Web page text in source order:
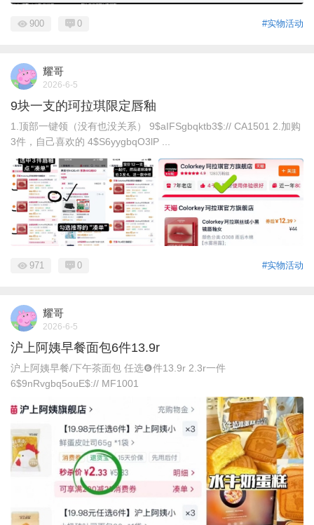
#实物活动
900 0
耀哥
2026-6-5
9块一支的珂拉琪限定唇釉
1.顶部一键领（没有也没关系） 9$aIFSgbqktb3$:// CA1501 2.加购
3件，自己喜欢的 4$S6yygbqO3lP ...
#实物活动
971 0
耀哥
2026-6-5
沪上阿姨早餐面包6件13.9r
沪上阿姨早餐/下午茶面包 任选❻件13.9r 2.3r一件
6$9nRvgbq5ouE$:// MF1001